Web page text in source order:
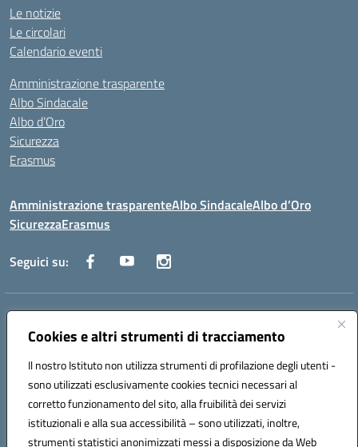
Cookies e altri strumenti di tracciamento
Il nostro Istituto non utilizza strumenti di profilazione degli utenti -
sono utilizzati esclusivamente cookies tecnici necessari al
corretto funzionamento del sito, alla fruibilità dei servizi
istituzionali e alla sua accessibilità – sono utilizzati, inoltre,
strumenti statistici anonimizzati messi a disposizione da Web
Le notizie
Le circolari
Calendario eventi
Amministrazione trasparente
Albo Sindacale
Albo d’Oro
Sicurezza
Erasmus
Amministrazione trasparenteAlbo SindacaleAlbo d’Oro
SicurezzaErasmus
Seguici su:
Indirizzo:
Centralino:0885.426034 Email:FGTD02000P@istruzione.it
Codice fiscale: 81002930717
Codice meccanografico:
FGTD02000P
Codice unico di fatturazione (CUF): UFUN7Y